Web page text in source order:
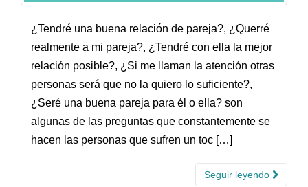
¿Tendré una buena relación de pareja?, ¿Querré
realmente a mi pareja?, ¿Tendré con ella la mejor
relación posible?, ¿Si me llaman la atención otras
personas será que no la quiero lo suficiente?,
¿Seré una buena pareja para él o ella? son
algunas de las preguntas que constantemente se
hacen las personas que sufren un toc […]
Seguir leyendo